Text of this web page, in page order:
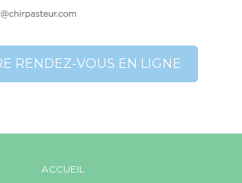
RENDEZ-VOUS EN LIGNE
ACCUEIL